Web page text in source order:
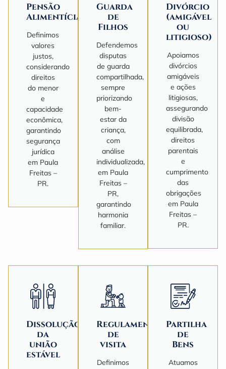
Pensão
Alimentícia
Definimos
valores
justos,
considerando
direitos
do menor
e
capacidade
econômica,
garantindo
segurança
jurídica
em Paula
Freitas –
PR.
Guarda
de
Filhos
Defendemos
disputas
de guarda
compartilhada,
sempre
priorizando
bem-
estar da
criança,
com
análise
individualizada,
em Paula
Freitas –
PR,
garantindo
harmonia
familiar.
Divórcio
(amigável
ou
litigioso)
Apoiamos
divórcios
amigáveis
e ações
litigiosas,
assegurando
divisão
equilibrada,
direitos
parentais
e
cumprimento
das
obrigações
em Paula
Freitas –
PR.
Dissolução
da
união
estável
Regulamentação
de
visita
Definimos
Partilha
de
Bens
Atuamos